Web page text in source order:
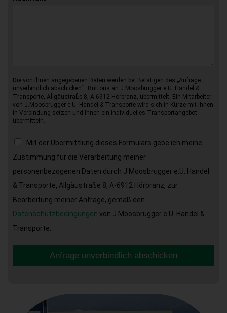
Die von Ihnen angegebenen Daten werden bei Betätigen des „Anfrage
unverbindlich abschicken“–Buttons an J.Moosbrugger e.U. Handel &
Transporte, Allgäustraße 8, A-6912 Hörbranz, übermittelt. Ein Mitarbeiter
von J.Moosbrugger e.U. Handel & Transporte wird sich in Kürze mit Ihnen
in Verbindung setzen und Ihnen ein individuelles Transportangebot
übermitteln.
Mit der Übermittlung dieses Formulars gebe ich meine
Zustimmung für die Verarbeitung meiner
personenbezogenen Daten durch J.Moosbrugger e.U. Handel
& Transporte, Allgäustraße 8, A-6912 Hörbranz, zur
Bearbeitung meiner Anfrage, gemäß den
Datenschutzbedingungen von J.Moosbrugger e.U. Handel &
Transporte.
Anfrage unverbindlich abschicken